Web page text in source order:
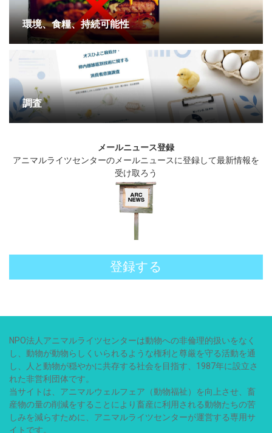
環境、食糧、持続可能性
調査
メールニュース登録
アニマルライツセンターのメールニュースに登録して最新情報を
受け取ろう
登録する
NPO法人アニマルライツセンターは動物への非倫理的扱いをなく
し、動物が動物らしくいられるような権利と尊厳を守る活動を通
し、人と動物が穏やかに共存する社会を目指す、1987年に設立さ
れた非営利団体です。
当サイトは、アニマルウェルフェア（動物福祉）を向上させ、畜
産物の量の削減をすることにより畜産に利用される動物たちの苦
しみを減らすために、アニマルライツセンターが運営する専用サ
イトです。